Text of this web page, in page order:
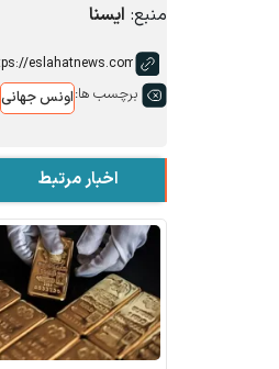
منبع: ایسنا
برچسب ها:اونس جهانی
اخبار مرتبط